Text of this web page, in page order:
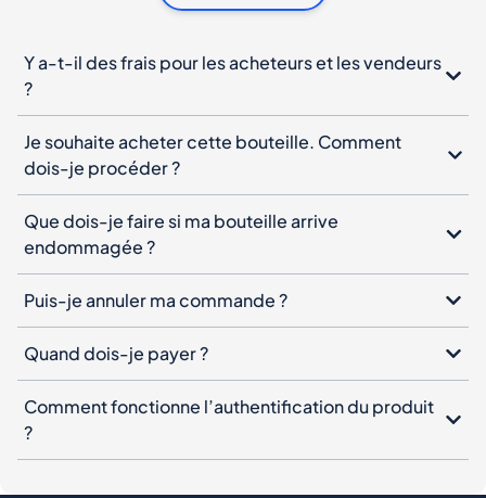
Y a-t-il des frais pour les acheteurs et les vendeurs
?
Je souhaite acheter cette bouteille. Comment
dois-je procéder ?
Que dois-je faire si ma bouteille arrive
endommagée ?
Puis-je annuler ma commande ?
Quand dois-je payer ?
Comment fonctionne l’authentification du produit
?